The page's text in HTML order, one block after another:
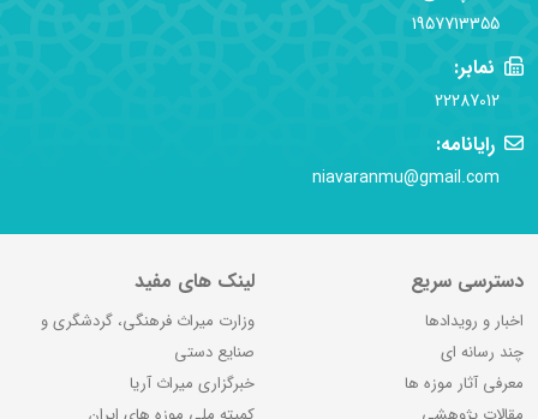
1957713355
نمابر:
22287012
رایانامه:
niavaranmu@gmail.com
دسترسی سریع
اخبار و رویدادها
چند رسانه ای
معرفی آثار موزه ها
لینک های مفید
وزارت میراث فرهنگی، گردشگری و
صنایع دستی
خبرگزاری میراث آریا